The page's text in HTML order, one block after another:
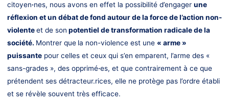
citoyen·nes, nous avons en effet la possibilité d’engager une
réflexion et un débat de fond autour de la force de l’action non-
violenteet de son potentiel de transformation radicale de la
société. Montrer que la non-violence est une « arme »
puissantepour celles et ceux qui s’en emparent, l’arme des «
sans-grades », des oppri­mé·es, et que contrairement à ce que
prétendent ses détracteur.rices, elle ne protège pas l’ordre établi
et se révèle souvent très efficace.